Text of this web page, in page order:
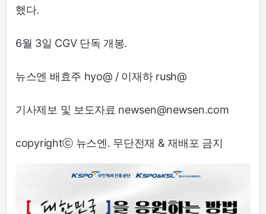
했다.
6월 3일 CGV 단독 개봉.
뉴스엔 배효주 hyo@ / 이재하 rush@
기사제보 및 보도자료 newsen@newsen.com
copyrightⓒ 뉴스엔. 무단전재 & 재배포 금지